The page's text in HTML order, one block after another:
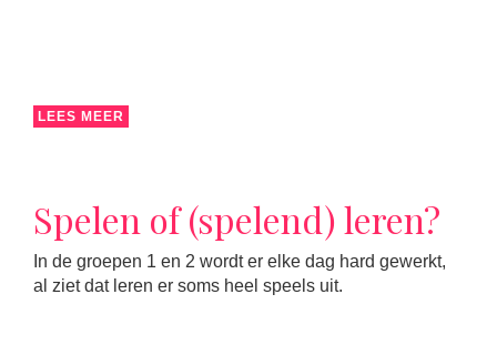
LEES MEER
Spelen of (spelend) leren?
In de groepen 1 en 2 wordt er elke dag hard gewerkt,
al ziet dat leren er soms heel speels uit.